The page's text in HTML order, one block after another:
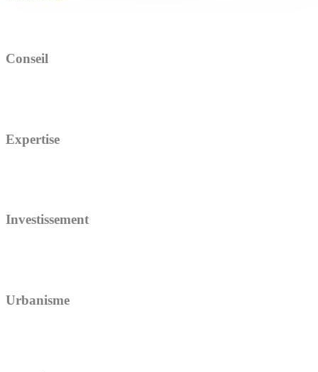
Conseil
Expertise
Investissement
Urbanisme